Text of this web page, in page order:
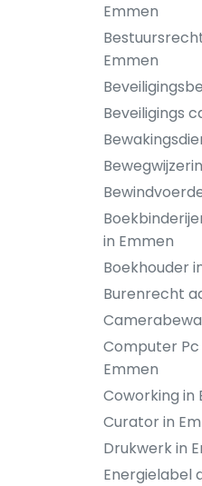
Emmen
Emmen
Beveiligings
in Emmen
Boekhouder
Burenrecht
Computer Pc
Emmen
Coworking in
Curator in
Drukwerk in
Energielabel